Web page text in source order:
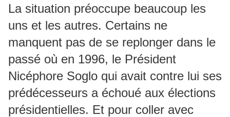
La situation préoccupe beaucoup les
uns et les autres. Certains ne
manquent pas de se replonger dans le
passé où en 1996, le Président
Nicéphore Soglo qui avait contre lui ses
prédécesseurs a échoué aux élections
présidentielles. Et pour coller avec